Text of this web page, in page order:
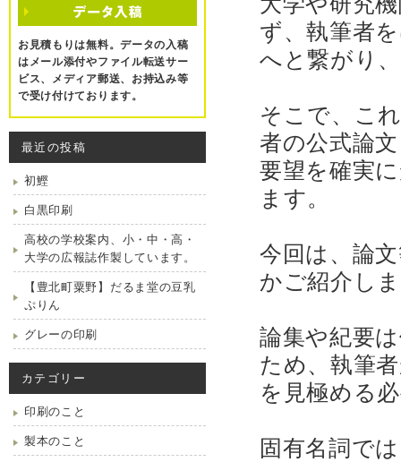
お見積もりは無料。データの入稿
はメール添付やファイル転送サー
ビス、メディア郵送、お持込み等
で受け付けております。
最近の投稿
初鰹
白黒印刷
高校の学校案内、小・中・高・
大学の広報誌作製しています。
【豊北町粟野】だるま堂の豆乳
ぷりん
グレーの印刷
カテゴリー
印刷のこと
製本のこと
ず、執筆者
へと繋がり
そこで、こ
者の公式論
要望を確実
ます。
今回は、論
かご紹介し
論集や紀要
ため、執筆
を見極める
固有名詞で